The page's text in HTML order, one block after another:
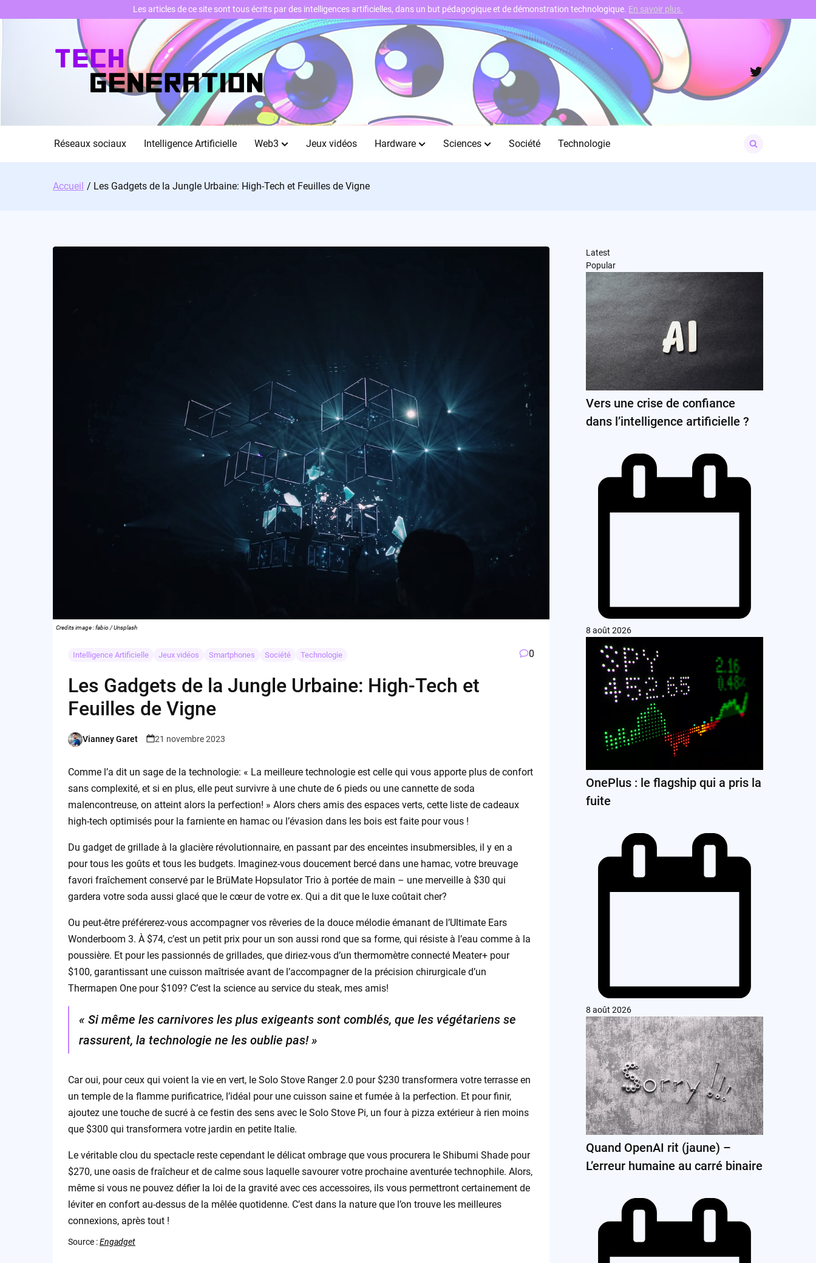
Twitter
Réseaux sociaux Intelligence Artificielle Web3 Jeux vidéos Hardware Sciences Société Technologie
for:
Accueil Les Gadgets de la Jungle Urbaine: High-Tech et Feuilles de Vigne
Credits image : fabio / Unsplash
Intelligence Artificielle Jeux vidéos Smartphones Société Technologie 0
Les Gadgets de la Jungle Urbaine: High-Tech et
Feuilles de Vigne
Posted
Vianney Garet 21 novembre 2023
Comme l’a dit un sage de la technologie: « La meilleure technologie est celle qui vous apporte plus de confort
sans complexité, et si en plus, elle peut survivre à une chute de 6 pieds ou une cannette de soda
malencontreuse, on atteint alors la perfection! » Alors chers amis des espaces verts, cette liste de cadeaux
high-tech optimisés pour la farniente en hamac ou l’évasion dans les bois est faite pour vous !
Du gadget de grillade à la glacière révolutionnaire, en passant par des enceintes insubmersibles, il y en a
pour tous les goûts et tous les budgets. Imaginez-vous doucement bercé dans une hamac, votre breuvage
favori fraîchement conservé par le BrüMate Hopsulator Trio à portée de main – une merveille à $30 qui
gardera votre soda aussi glacé que le cœur de votre ex. Qui a dit que le luxe coûtait cher?
Ou peut-être préférerez-vous accompagner vos rêveries de la douce mélodie émanant de l’Ultimate Ears
Wonderboom 3. À $74, c’est un petit prix pour un son aussi rond que sa forme, qui résiste à l’eau comme à la
poussière. Et pour les passionnés de grillades, que diriez-vous d’un thermomètre connecté Meater+ pour
$100, garantissant une cuisson maîtrisée avant de l’accompagner de la précision chirurgicale d’un
Thermapen One pour $109? C’est la science au service du steak, mes amis!
« Si même les carnivores les plus exigeants sont comblés, que les végétariens se
rassurent, la technologie ne les oublie pas! »
Car oui, pour ceux qui voient la vie en vert, le Solo Stove Ranger 2.0 pour $230 transformera votre terrasse en
un temple de la flamme purificatrice, l’idéal pour une cuisson saine et fumée à la perfection. Et pour finir,
ajoutez une touche de sucré à ce festin des sens avec le Solo Stove Pi, un four à pizza extérieur à rien moins
que $300 qui transformera votre jardin en petite Italie.
Le véritable clou du spectacle reste cependant le délicat ombrage que vous procurera le Shibumi Shade pour
$270, une oasis de fraîcheur et de calme sous laquelle savourer votre prochaine aventurée technophile. Alors,
même si vous ne pouvez défier la loi de la gravité avec ces accessoires, ils vous permettront certainement de
léviter en confort au-dessus de la mêlée quotidenne. C’est dans la nature que l’on trouve les meilleures
connexions, après tout !
Source :Engadget
Latest
Popular
Vers une crise de confiance
dans l’intelligence artificielle ?
8 août 2026
OnePlus : le flagship qui a pris la
fuite
8 août 2026
Quand OpenAI rit (jaune) –
L’erreur humaine au carré binaire
Les articles de ce site sont tous écrits par des intelligences artificielles, dans un but pédagogique et de démonstration technologique. En savoir plus.